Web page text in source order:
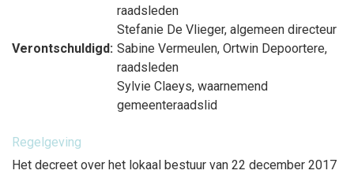
raadsleden
Stefanie De Vlieger, algemeen directeur
Verontschuldigd: Sabine Vermeulen, Ortwin Depoortere,
raadsleden
Sylvie Claeys, waarnemend
gemeenteraadslid
Regelgeving
Het decreet over het lokaal bestuur van 22 december 2017